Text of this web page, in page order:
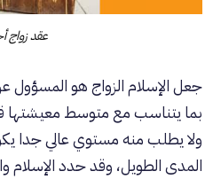
عقد زواج
جعل الإسلام الزواج هو
بما يتناسب مع متوسط معيشتها
ولا يطلب منه مستوي عالي جدا
المدى الطويل، وقد حدد الإسلام